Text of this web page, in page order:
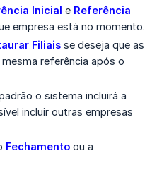
Inicial e Referência
empresa está no momento.
Filiais se deseja que as
referência após o
padrão o sistema incluirá a
incluir outras empresas
Fechamento ou a